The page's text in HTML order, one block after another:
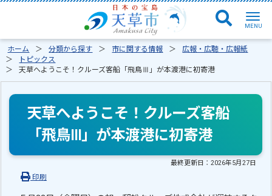
ホーム 分類から探す 市に関する情報
広報・広聴・広報紙
トピックス
天草へようこそ！クルーズ客船「飛鳥Ⅲ」が本渡港に初寄港
天草へようこそ！クルーズ客船
「飛鳥Ⅲ」が本渡港に初寄港
最終更新日：2026年5月27日
印刷